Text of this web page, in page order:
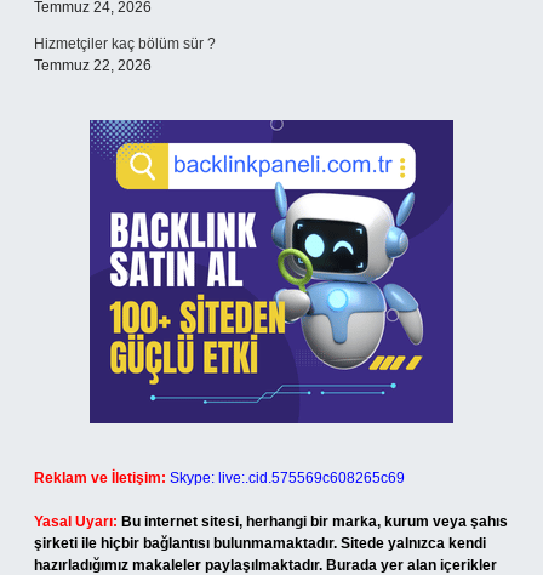
Temmuz 24, 2026
Hizmetçiler kaç bölüm sür ?
Temmuz 22, 2026
Reklam ve İletişim: Skype: live:.cid.575569c608265c69
Yasal Uyarı: Bu internet sitesi, herhangi bir marka, kurum veya şahıs
şirketi ile hiçbir bağlantısı bulunmamaktadır. Sitede yalnızca kendi
hazırladığımız makaleler paylaşılmaktadır. Burada yer alan içerikler